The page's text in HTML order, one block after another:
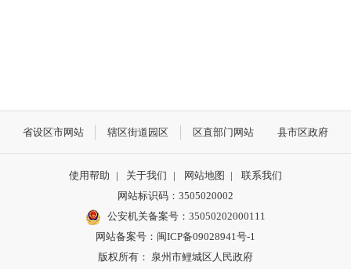
省设区市网站 辖区街道园区 区直部门网站 县市区政府
使用帮助 | 关于我们 | 网站地图 |
联系我们
网站标识码：3505020002
公安机关备案号：35050202000111
网站备案号：闽ICP备09028941号-1
版权所有： 泉州市鲤城区人民政府